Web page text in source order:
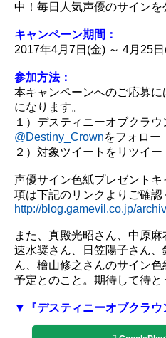
中！毎日人気声優のサインを
キャンペーン期間：
2017年4月7日(金) ～ 4月25
参加方法：
本キャンペーンへのご応募
になります。
１）デスティニーオブクラ
@Destiny_Crownをフォロー
２）対象ツイートをリツイー
声優サイン色紙プレゼント
項は下記のリンクよりご確認
http://blog.gamevil.co.jp/
また、真殿光昭さん、中原麻
速水奨さん、日笠陽子さん
ん、檜山修之さんのサイン
予定とのこと。期待して待と
▼『デスティニーオブクラウ